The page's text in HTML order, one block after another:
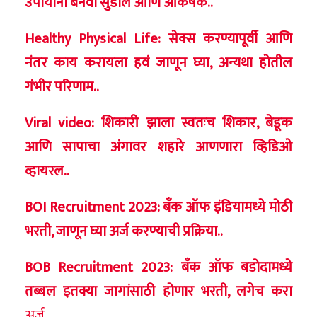
Healthy Physical Life: सेक्स करण्यापूर्वी आणि
नंतर काय करायला हवं जाणून घ्या, अन्यथा होतील
गंभीर परिणाम..
Viral video: शिकारी झाला स्वतःच शिकार, बेडूक
आणि सापाचा अंगावर शहारे आणणारा व्हिडिओ
व्हायरल..
​BOI Recruitment 2023: बँक ऑफ इंडियामध्ये मोठी
भरती, जाणून घ्या अर्ज करण्याची प्रक्रिया..
BOB Recruitment 2023: बँक ऑफ बडोदामध्ये
तब्बल इतक्या जागांसाठी होणार भरती, लगेच करा